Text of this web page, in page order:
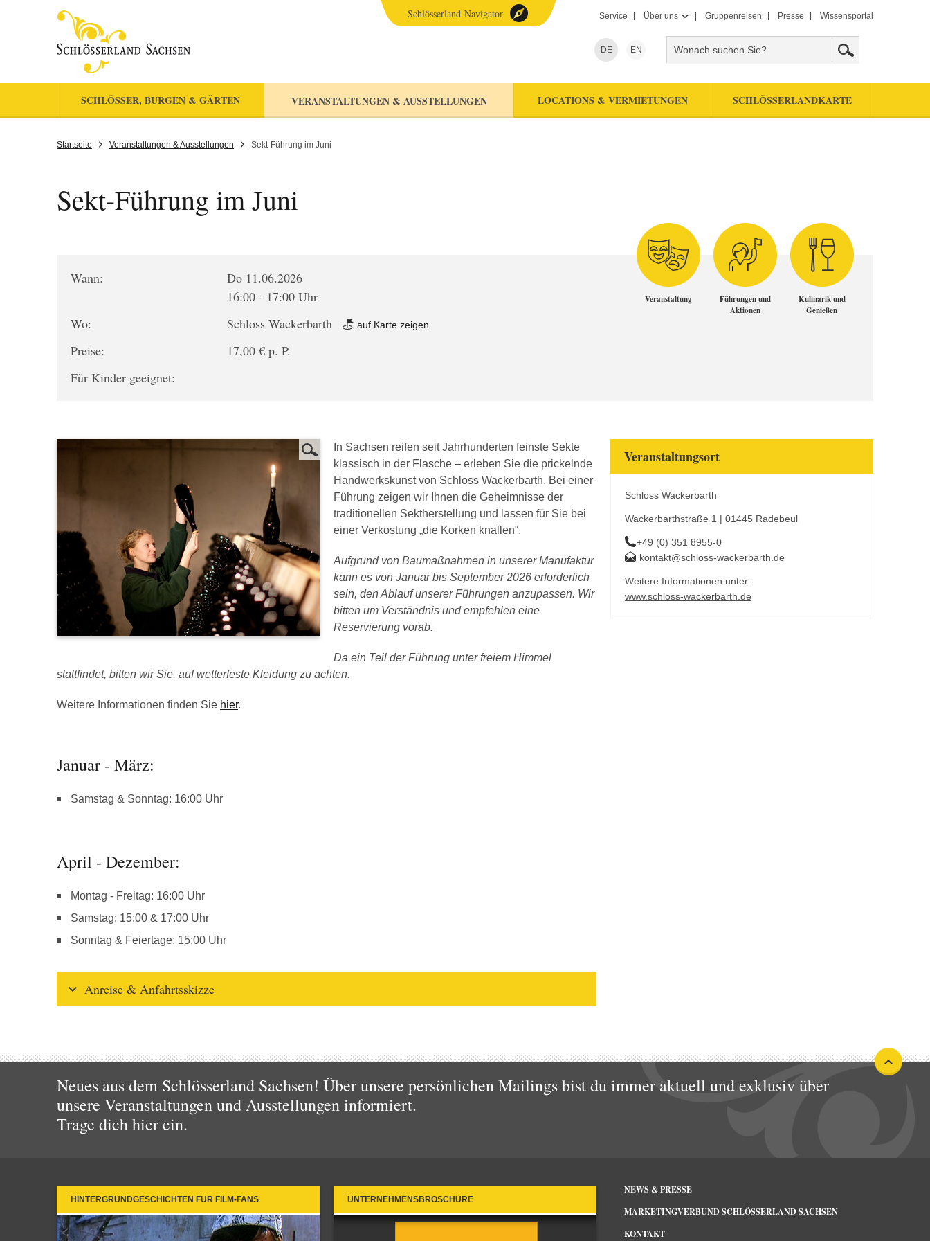
Service Über uns Gruppenreisen Presse Wissensportal
DE EN
SCHLÖSSER, BURGEN & GÄRTEN VERANSTALTUNGEN & AUSSTELLUNGEN LOCATIONS & VERMIETUNGEN SCHLÖSSERLANDKARTE
Schlösserland-Navigator
Startseite Veranstaltungen & Ausstellungen Sekt-Führung im Juni
Sekt-Führung im Juni
Wann:
Do 11.06.2026
16:00 - 17:00 Uhr
Wo:
Schloss Wackerbarth auf Karte zeigen
Preise:
17,00 € p. P.
Für Kinder geeignet:
Veranstaltung
Führungen und
Aktionen
Kulinarik und
Genießen
In Sachsen reifen seit Jahrhunderten feinste Sekte
klassisch in der Flasche – erleben Sie die prickelnde
Handwerkskunst von Schloss Wackerbarth. Bei einer
Führung zeigen wir Ihnen die Geheimnisse der
traditionellen Sektherstellung und lassen für Sie bei
einer Verkostung „die Korken knallen“.
Aufgrund von Baumaßnahmen in unserer Manufaktur
kann es von Januar bis September 2026 erforderlich
sein, den Ablauf unserer Führungen anzupassen. Wir
bitten um Verständnis und empfehlen eine
Reservierung vorab.
Da ein Teil der Führung unter freiem Himmel
stattfindet, bitten wir Sie, auf wetterfeste Kleidung zu achten.
Weitere Informationen finden Sie hier.
Januar - März:
Samstag & Sonntag: 16:00 Uhr
April - Dezember:
Montag - Freitag: 16:00 Uhr
Samstag: 15:00 & 17:00 Uhr
Sonntag & Feiertage: 15:00 Uhr
Anreise & Anfahrtsskizze
Veranstaltungsort
Schloss Wackerbarth
Wackerbarthstraße 1 | 01445 Radebeul
+49 (0) 351 8955-0
kontakt@schloss-wackerbarth.de
Weitere Informationen unter:
www.schloss-wackerbarth.de
Neues aus dem Schlösserland Sachsen! Über unsere persönlichen Mailings bist du immer aktuell und exklusiv über
unsere Veranstaltungen und Ausstellungen informiert.
Trage dich hier ein.
HINTERGRUNDGESCHICHTEN FÜR FILM-FANS UNTERNEHMENSBROSCHÜRE
NEWS & PRESSE
MARKETINGVERBUND SCHLÖSSERLAND SACHSEN
KONTAKT